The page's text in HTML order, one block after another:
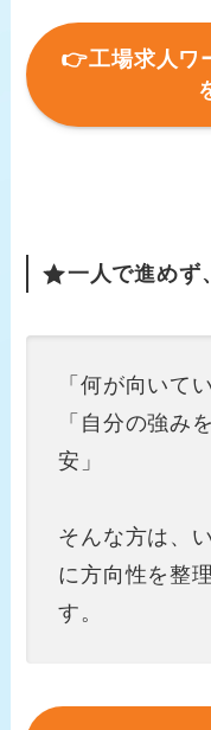
👉工場求人ワ
一人で進めず
「何が向いて
「自分の強み
安」
そんな方は、
に方向性を整
す。